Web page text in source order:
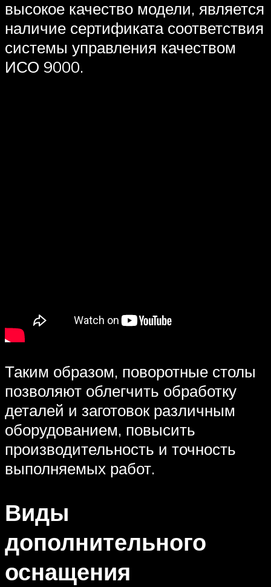
высокое качество модели, является
наличие сертификата соответствия
системы управления качеством
ИСО 9000.
Таким образом, поворотные столы
позволяют облегчить обработку
деталей и заготовок различным
оборудованием, повысить
производительность и точность
выполняемых работ.
Виды
дополнительного
оснащения